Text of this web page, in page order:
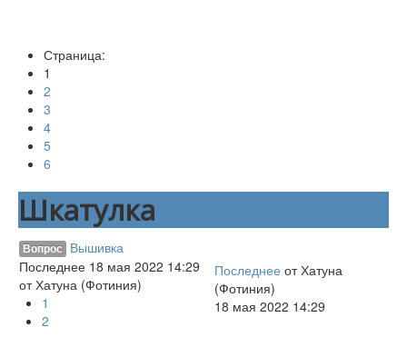
Энциклопедия
Суд по Истине
Аудио
О проекте
Собор
Мастерская
Страница:
1
2
3
4
5
6
Шкатулка
Вопрос Вышивка
Последнее 18 мая 2022 14:29
отХатуна (Фотиния)
1
2
Последнее отХатуна
(Фотиния)
18 мая 2022 14:29